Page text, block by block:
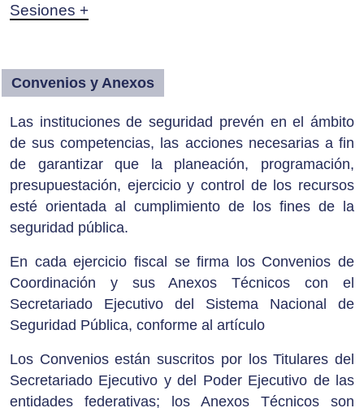
Sesiones +
Convenios y Anexos
Las instituciones de seguridad prevén en el ámbito
de sus competencias, las acciones necesarias a fin
de garantizar que la planeación, programación,
presupuestación, ejercicio y control de los recursos
esté orientada al cumplimiento de los fines de la
seguridad pública.
En cada ejercicio fiscal se firma los Convenios de
Coordinación y sus Anexos Técnicos con el
Secretariado Ejecutivo del Sistema Nacional de
Seguridad Pública, conforme al artículo
Los Convenios están suscritos por los Titulares del
Secretariado Ejecutivo y del Poder Ejecutivo de las
entidades federativas; los Anexos Técnicos son